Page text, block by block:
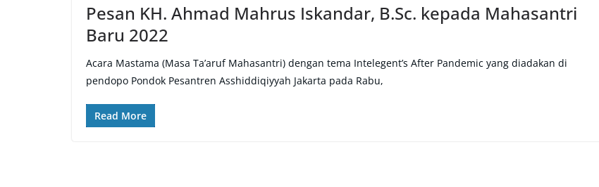
Pesan KH. Ahmad Mahrus Iskandar, B.Sc. kepada Mahasantri
Baru 2022
Acara Mastama (Masa Ta’aruf Mahasantri) dengan tema Intelegent’s After Pandemic yang diadakan di
pendopo Pondok Pesantren Asshiddiqiyyah Jakarta pada Rabu,
Read More